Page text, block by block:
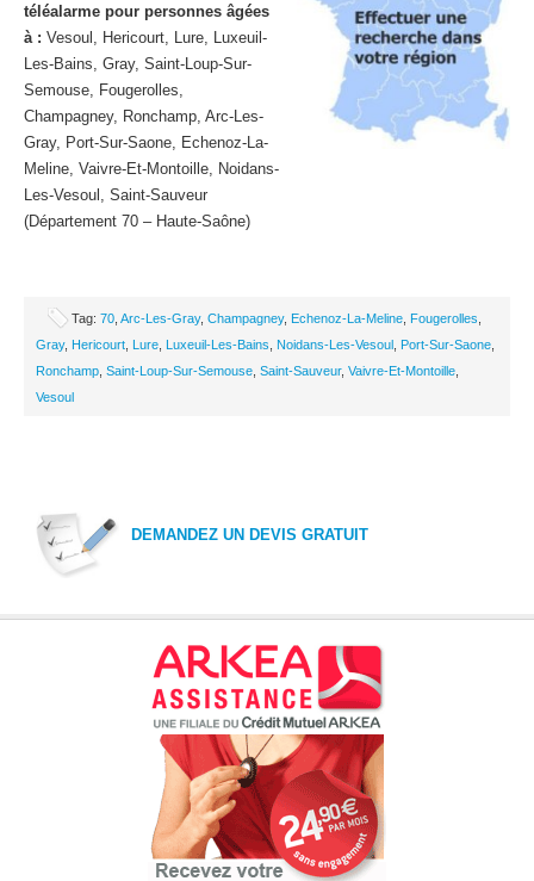
téléalarme pour personnes âgées
à : Vesoul, Hericourt, Lure, Luxeuil-
Les-Bains, Gray, Saint-Loup-Sur-
Semouse, Fougerolles,
Champagney, Ronchamp, Arc-Les-
Gray, Port-Sur-Saone, Echenoz-La-
Meline, Vaivre-Et-Montoille, Noidans-
Les-Vesoul, Saint-Sauveur
(Département 70 – Haute-Saône)
Tag: 70 Arc-Les-Gray, Champagney, Echenoz-La-Meline Fougerolles
Gray, Hericourt Lure Luxeuil-Les-Bains Noidans-Les-Vesoul Port-Sur-Saone
Ronchamp Saint-Loup-Sur-Semouse Saint-Sauveur, Vaivre-Et-Montoille
Vesoul
DEMANDEZ UN DEVIS GRATUIT